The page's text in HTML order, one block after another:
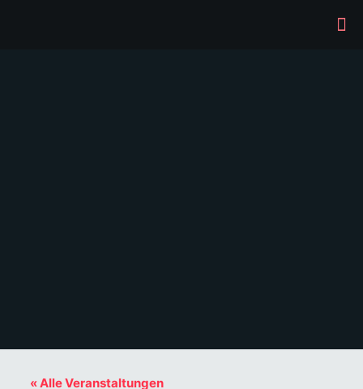
« Alle Veranstaltungen